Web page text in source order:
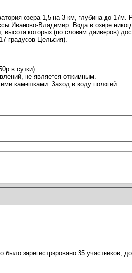
озера 1,5 на 3 км, глубина до
Иваново-Владимир. Вода в озере
которых (по словам дайверов)
градусов Цельсия).
в сутки)
не является отжимным.
камешками. Заход в воду пологий.
было зарегистрировано 35